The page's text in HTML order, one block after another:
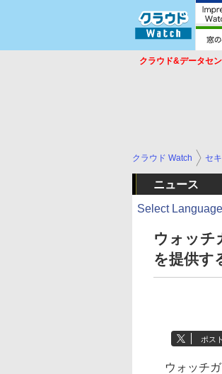
クラウド&データセ
クラウド Watch セ
ニュース
Select Language
ウォッチ
を提供す
ポスト
ウォッチガ